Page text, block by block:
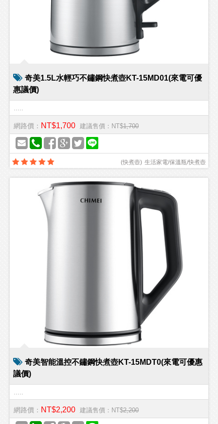
奇美1.5L水輕巧不鏽鋼快煮壺KT-15MD01(來電可優
惠議價)
網路價： NT$1,700 建議售價：NT$1,700
生活家電/保溫瓶/快煮壺
(快煮壺)
奇美智能溫控不鏽鋼快煮壺KT-15MDT0(來電可優惠
議價)
網路價： NT$2,200 建議售價：NT$2,200